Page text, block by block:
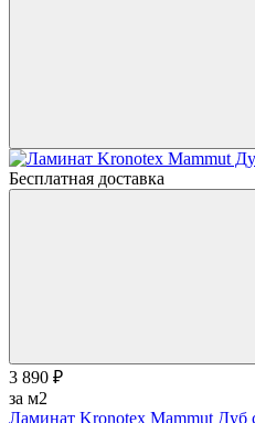
Бесплатная доставка
3 890 ₽
за м2
Ламинат Kronotex Mammut Дуб